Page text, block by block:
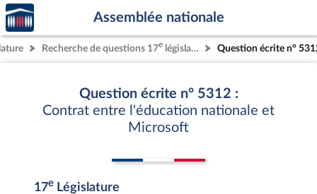
Aller au contenu
Aller en bas de la page
Accèder
à la
page
d'accueil
Assemblée nationale
Recherche de questions 17e législature Question écrite n°
Question écrite n° 5312 :
Contrat entre l'éducation nationale et
Microsoft
17e Législature